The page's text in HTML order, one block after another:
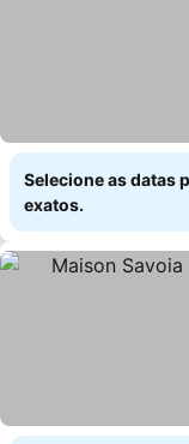
Selecione as datas
exatos.